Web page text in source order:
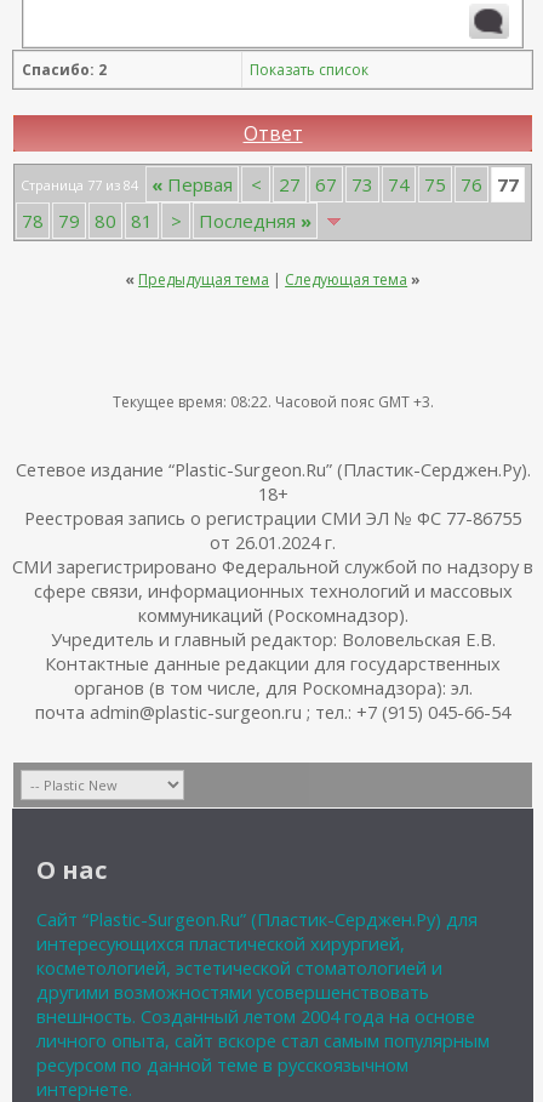
Спасибо: 2 Показать список
Ответ
Страница 77 из 84 « Первая < 27 67 73 74 75 76
77
78
79 80 81 > Последняя »
« Предыдущая тема | Следующая тема »
Текущее время: 08:22. Часовой пояс GMT +3.
Сетевое издание “Plastic-Surgeon.Ru” (Пластик-Серджен.Ру).
18+
Реестровая запись о регистрации СМИ ЭЛ № ФС 77-86755
от 26.01.2024 г.
СМИ зарегистрировано Федеральной службой по надзору в
сфере связи, информационных технологий и массовых
коммуникаций (Роскомнадзор).
Учредитель и главный редактор: Воловельская Е.В.
Контактные данные редакции для государственных
органов (в том числе, для Роскомнадзора): эл.
почта admin@plastic-surgeon.ru ; тел.: +7 (915) 045-66-54
О нас
Сайт “Plastic-Surgeon.Ru” (Пластик-Серджен.Ру) для
интересующихся пластической хирургией,
косметологией, эстетической стоматологией и
другими возможностями усовершенствовать
внешность. Созданный летом 2004 года на основе
личного опыта, сайт вскоре стал самым популярным
ресурсом по данной теме в русскоязычном
интернете.